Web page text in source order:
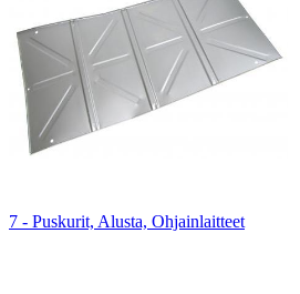
7 - Puskurit, Alusta, Ohjainlaitteet